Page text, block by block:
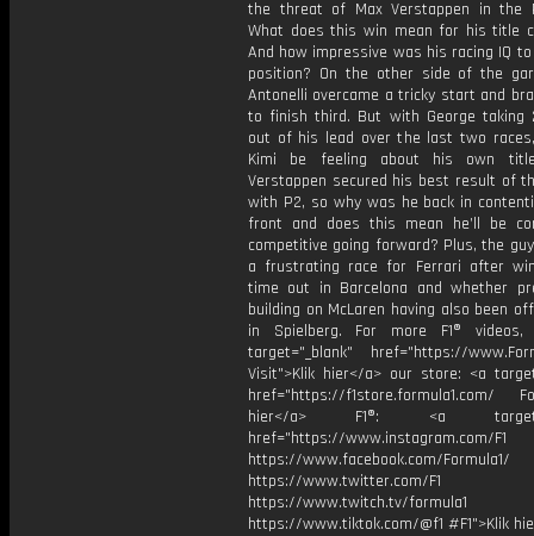
the threat of Max Verstappen in the
What does this win mean for his title
And how impressive was his racing IQ
position? On the other side of the
Antonelli overcame a tricky start and
to finish third. But with George taking
out of his lead over the last two
Kimi be feeling about his own
Verstappen secured his best result of
with P2, so why was he back in
front and does this mean he’ll be
competitive going forward? Plus, the
a frustrating race for Ferrari after
time out in Barcelona and whether
building on McLaren having also been
in Spielberg. For more F1®
target="_blank" href="https://
Visit">Klik hier</a> our store: <a
href="https://f1store.formula1.com/
hier</a> F1®: <a
href="https://www.instagram.com/F1
https://www.facebook.com/Formula1/
https://www.twitter.com/F1
https://www.twitch.tv/formula1
https://www.tiktok.com/@f1 #F1">Klik